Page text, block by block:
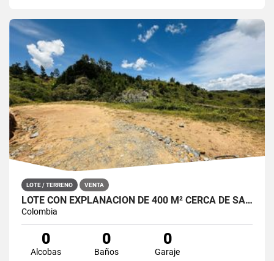
LOTE / TERRENO VENTA
LOTE CON EXPLANACIÓN DE 400 M² CERCA DE SANTO DOMINGO, ANTIOQUIA
Colombia
0
Alcobas
0
Baños
0
Garaje